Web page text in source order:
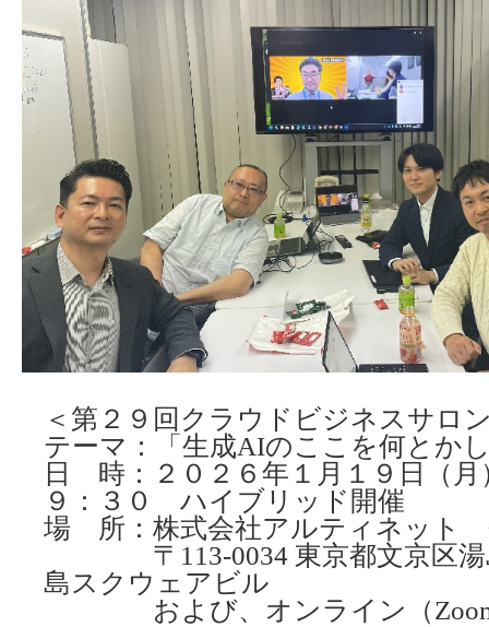
＜第２９回クラウドビジネスサロ
テーマ：「生成AIのここを何とか
日 時：２０２６年１月１９日（月
９：３０ ハイブリッド開催
場 所：株式会社アルティネット
〒113-0034 東京都文京区湯
島スクウェアビル
および、オンライン（